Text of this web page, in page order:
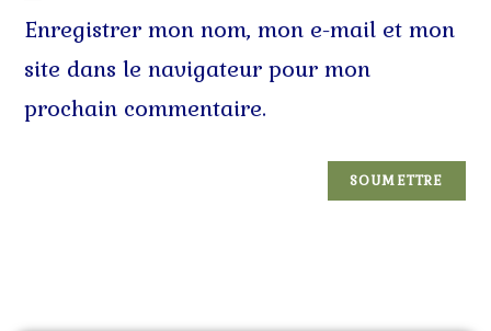
Enregistrer mon nom, mon e-mail et mon
site dans le navigateur pour mon
prochain commentaire.